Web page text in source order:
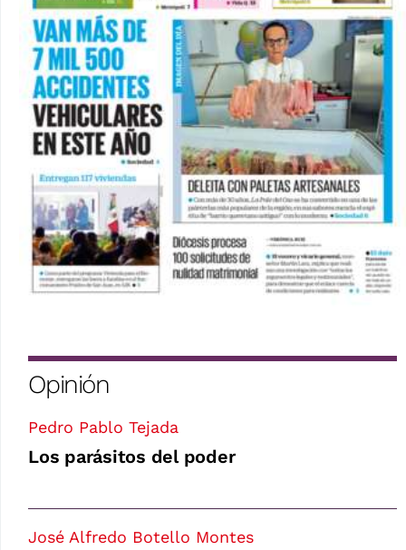
Opinión
Pedro Pablo Tejada
Los parásitos del poder
José Alfredo Botello Montes